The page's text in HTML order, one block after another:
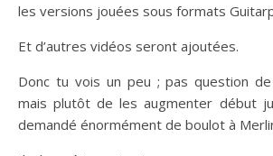
les versions jouées sous formats
Et d’autres vidéos seront ajoutées.
Donc tu vois un peu ; pas question
mais plutôt de les augmenter début
demandé énormément de boulot à